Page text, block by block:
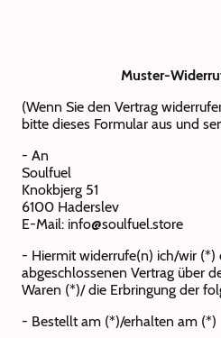
Muster-
(Wenn Sie den Vertrag
bitte dieses Formular aus und
- An
Soulfuel
Knokbjerg 51
6100 Haderslev
E-Mail: info@soulfuel.store
- Hiermit widerrufe(n) ich/wir
abgeschlossenen Vertrag über
Waren (*)/ die Erbringung der
- Bestellt am (*)/erhalten am (*)